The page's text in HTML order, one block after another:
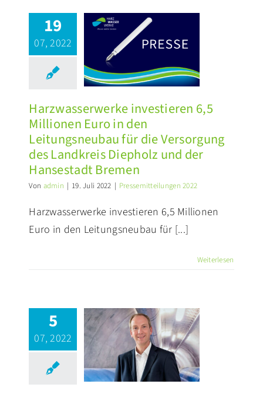
19
07, 2022
Euro
für die
des
und
Hansestadt
Bremen
2022
Harzwasserwerke investieren 6,5
Millionen Euro in den
Leitungsneubau für die Versorgung
des Landkreis Diepholz und der
Hansestadt Bremen
Von admin | 19. Juli 2022 | Pressemitteilungen 2022
Harzwasserwerke investieren 6,5 Millionen
Euro in den Leitungsneubau für [...]
Weiterlesen
5
07, 2022